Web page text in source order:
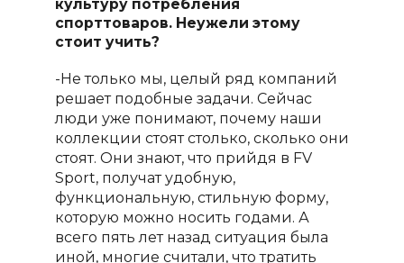
культуру потребления
спорттоваров. Неужели этому
стоит учить?
-Не только мы, целый ряд компаний
решает подобные задачи. Сейчас
люди уже понимают, почему наши
коллекции стоят столько, сколько они
стоят. Они знают, что прийдя в FV
Sport, получат удобную,
функциональную, стильную форму,
которую можно носить годами. А
всего пять лет назад ситуация была
иной, многие считали, что тратить